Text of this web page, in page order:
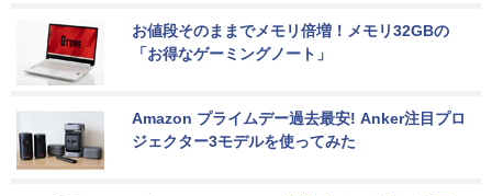
お値段そのままでメモリ倍増！メモリ32GBの
「お得なゲーミングノート」
Amazon プライムデー過去最安! Anker注目プロ
ジェクター3モデルを使ってみた